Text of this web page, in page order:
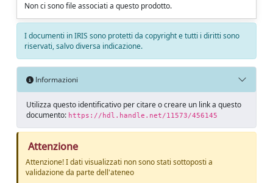
Non ci sono file associati a questo prodotto.
I documenti in IRIS sono protetti da copyright e tutti i diritti sono
riservati, salvo diversa indicazione.
Informazioni
Utilizza questo identificativo per citare o creare un link a questo
documento: https://hdl.handle.net/11573/456145
Attenzione
Attenzione! I dati visualizzati non sono stati sottoposti a
validazione da parte dell'ateneo